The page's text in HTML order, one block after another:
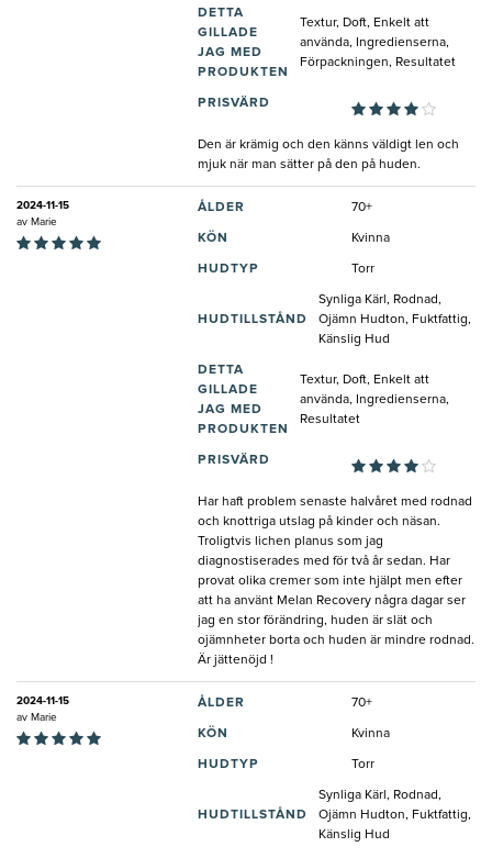
DETTA
GILLADE
JAG MED
PRODUKTEN
Textur, Doft, Enkelt att
använda, Ingredienserna,
Förpackningen, Resultatet
PRISVÄRD
Den är krämig och den känns väldigt len och
mjuk när man sätter på den på huden.
2024-11-15
av Marie
ÅLDER 70+
KÖN Kvinna
HUDTYP Torr
HUDTILLSTÅND
Synliga Kärl, Rodnad,
Ojämn Hudton, Fuktfattig,
Känslig Hud
DETTA
GILLADE
JAG MED
PRODUKTEN
Textur, Doft, Enkelt att
använda, Ingredienserna,
Resultatet
PRISVÄRD
Har haft problem senaste halvåret med rodnad
och knottriga utslag på kinder och näsan.
Troligtvis lichen planus som jag
diagnostiserades med för två år sedan. Har
provat olika cremer som inte hjälpt men efter
att ha använt Melan Recovery några dagar ser
jag en stor förändring, huden är slät och
ojämnheter borta och huden är mindre rodnad.
Är jättenöjd !
2024-11-15
av Marie
ÅLDER 70+
KÖN Kvinna
HUDTYP Torr
HUDTILLSTÅND
Synliga Kärl, Rodnad,
Ojämn Hudton, Fuktfattig,
Känslig Hud